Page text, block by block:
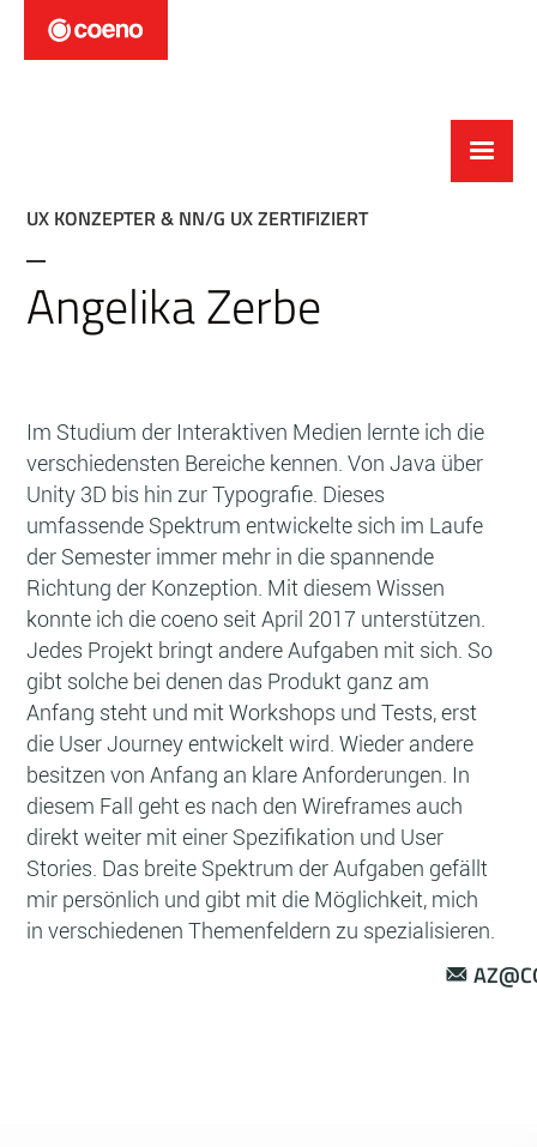
UX KONZEPTER & NN/G UX ZERTIFIZIERT
Angelika Zerbe
Im Studium der Interaktiven Medien lernte ich die
verschiedensten Bereiche kennen. Von Java über
Unity 3D bis hin zur Typografie. Dieses
umfassende Spektrum entwickelte sich im Laufe
der Semester immer mehr in die spannende
Richtung der Konzeption. Mit diesem Wissen
konnte ich die coeno seit April 2017 unterstützen.
Jedes Projekt bringt andere Aufgaben mit sich. So
gibt solche bei denen das Produkt ganz am
Anfang steht und mit Workshops und Tests, erst
die User Journey entwickelt wird. Wieder andere
besitzen von Anfang an klare Anforderungen. In
diesem Fall geht es nach den Wireframes auch
direkt weiter mit einer Spezifikation und User
Stories. Das breite Spektrum der Aufgaben gefällt
mir persönlich und gibt mit die Möglichkeit, mich
in verschiedenen Themenfeldern zu spezialisieren.